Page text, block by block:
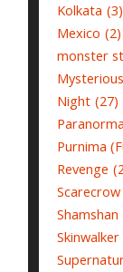
Kolkata (3)
Mexico (2)
monster
Mysterious
Night (27)
Purnima
Revenge
Scarecrow
Shamshan
Skinwalker